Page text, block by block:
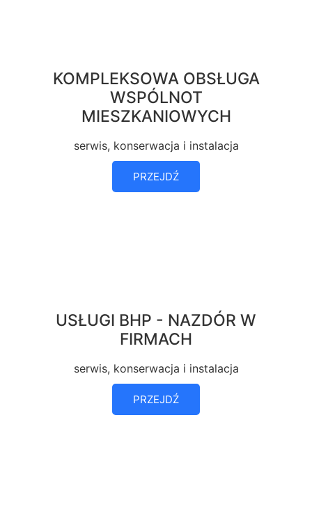
KOMPLEKSOWA OBSŁUGA
WSPÓLNOT
MIESZKANIOWYCH
serwis, konserwacja i instalacja
PRZEJDŹ
USŁUGI BHP - NAZDÓR W
FIRMACH
serwis, konserwacja i instalacja
PRZEJDŹ